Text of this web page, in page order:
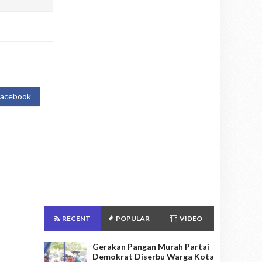
RECENT POPULAR VIDEO
Gerakan Pangan Murah Partai
Demokrat Diserbu Warga Kota